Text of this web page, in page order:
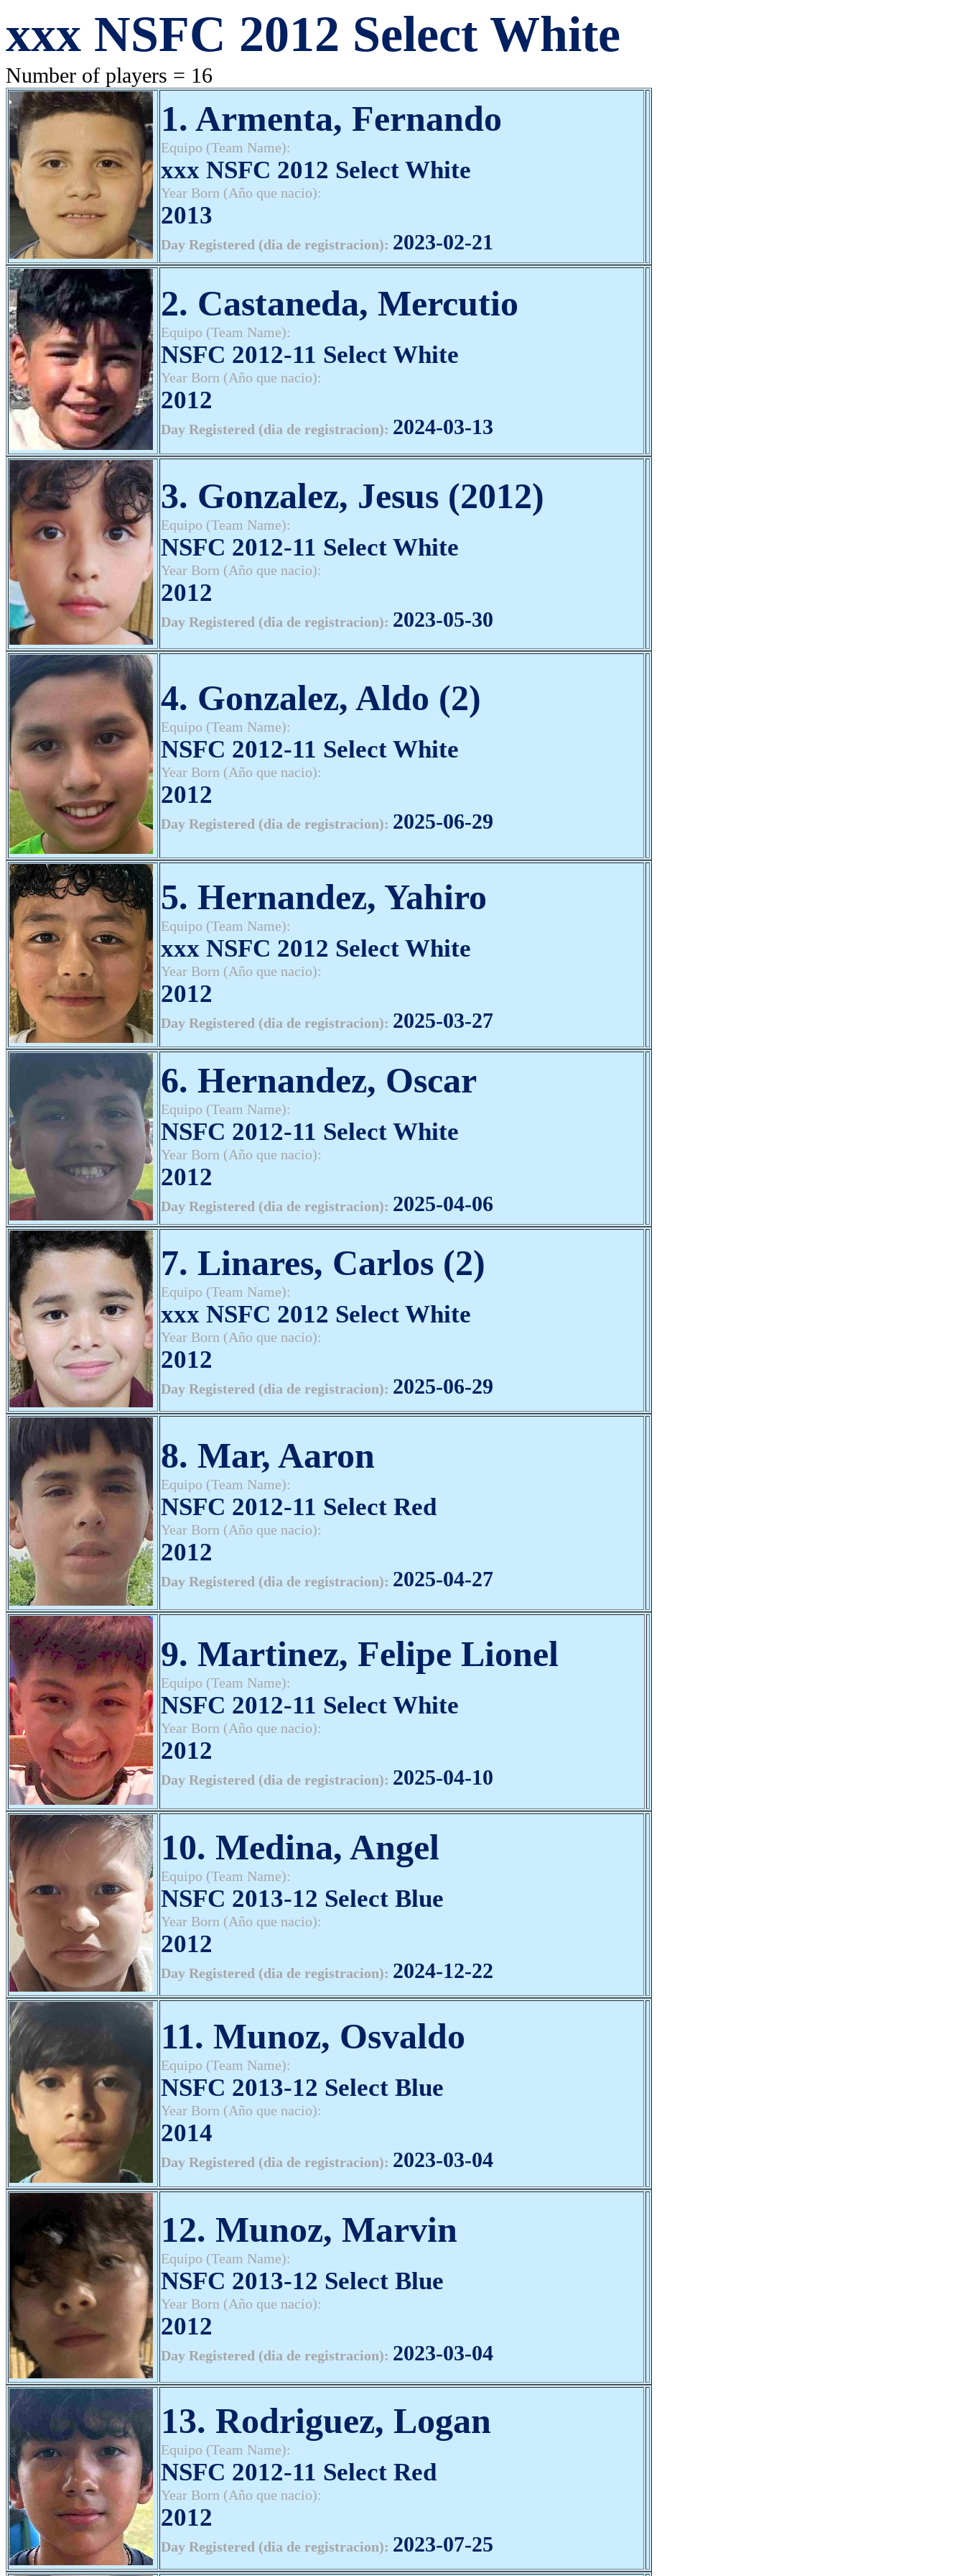
xxx NSFC 2012 Select White
Number of players = 16
1. Armenta, Fernando
Equipo (Team Name):
xxx NSFC 2012 Select White
Year Born (Año que nacio):
2013
Day Registered (dia de registracion): 2023-02-21
2. Castaneda, Mercutio
Equipo (Team Name):
NSFC 2012-11 Select White
Year Born (Año que nacio):
2012
Day Registered (dia de registracion): 2024-03-13
3. Gonzalez, Jesus (2012)
Equipo (Team Name):
NSFC 2012-11 Select White
Year Born (Año que nacio):
2012
Day Registered (dia de registracion): 2023-05-30
4. Gonzalez, Aldo (2)
Equipo (Team Name):
NSFC 2012-11 Select White
Year Born (Año que nacio):
2012
Day Registered (dia de registracion): 2025-06-29
5. Hernandez, Yahiro
Equipo (Team Name):
xxx NSFC 2012 Select White
Year Born (Año que nacio):
2012
Day Registered (dia de registracion): 2025-03-27
6. Hernandez, Oscar
Equipo (Team Name):
NSFC 2012-11 Select White
Year Born (Año que nacio):
2012
Day Registered (dia de registracion): 2025-04-06
7. Linares, Carlos (2)
Equipo (Team Name):
xxx NSFC 2012 Select White
Year Born (Año que nacio):
2012
Day Registered (dia de registracion): 2025-06-29
8. Mar, Aaron
Equipo (Team Name):
NSFC 2012-11 Select Red
Year Born (Año que nacio):
2012
Day Registered (dia de registracion): 2025-04-27
9. Martinez, Felipe Lionel
Equipo (Team Name):
NSFC 2012-11 Select White
Year Born (Año que nacio):
2012
Day Registered (dia de registracion): 2025-04-10
10. Medina, Angel
Equipo (Team Name):
NSFC 2013-12 Select Blue
Year Born (Año que nacio):
2012
Day Registered (dia de registracion): 2024-12-22
11. Munoz, Osvaldo
Equipo (Team Name):
NSFC 2013-12 Select Blue
Year Born (Año que nacio):
2014
Day Registered (dia de registracion): 2023-03-04
12. Munoz, Marvin
Equipo (Team Name):
NSFC 2013-12 Select Blue
Year Born (Año que nacio):
2012
Day Registered (dia de registracion): 2023-03-04
13. Rodriguez, Logan
Equipo (Team Name):
NSFC 2012-11 Select Red
Year Born (Año que nacio):
2012
Day Registered (dia de registracion): 2023-07-25